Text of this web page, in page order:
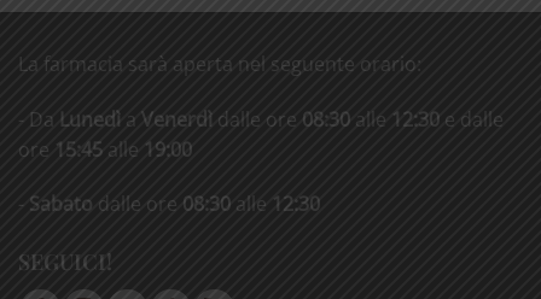
La farmacia sarà aperta nel seguente orario:
- Da Lunedì a Venerdì dalle ore 08:30 alle 12:30 e dalle
ore 15:45 alle 19:00
- Sabato dalle ore 08:30 alle 12:30
SEGUICI!